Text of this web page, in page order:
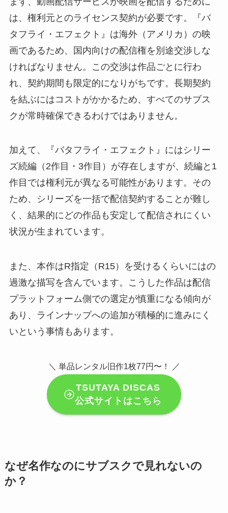
は、権利元とのライセンス契約が必要です。『バ
タフライ・エフェクト』は海外（アメリカ）の映
画であるため、国内向けの配信権を別途交渉しな
ければなりません。この交渉は作品ごとに行わ
れ、契約期間も限定的になりがちです。長期契約
を結ぶにはコストがかかるため、すべてのサブス
クが常時確保できるわけではありません。
加えて、『バタフライ・エフェクト』にはシリー
ズ続編（2作目・3作目）が存在しますが、続編と1
作目では権利元が異なる可能性があります。その
ため、シリーズを一括で配信契約することが難し
く、結果的にどの作品も安定して配信されにくい
状況が生まれています。
また、本作はR指定（R15）を受けるくらいにはの
過激な描写を含んでいます。こうした作品は配信
プラットフォーム側での選定が慎重になる傾向が
あり、ラインナップへの追加が積極的に進みにく
いという事情もあります。
＼ 単品レンタル旧作1枚77円〜！ ／
TSUTAYA DISCAS
公式サイトはこちら
なぜ名作なのにサブスクで見れないの
か？